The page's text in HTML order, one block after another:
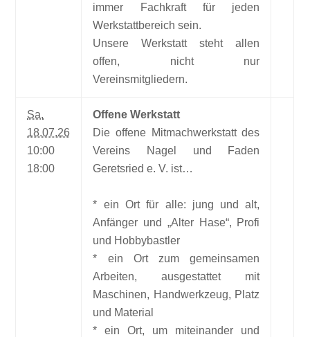
immer Fachkraft für jeden
Werkstattbereich sein.
Unsere Werkstatt steht allen
offen, nicht nur
Vereinsmitgliedern.
Sa.
18.07.26
10:00
18:00
Offene Werkstatt
Die offene Mitmachwerkstatt des
Vereins Nagel und Faden
Geretsried e. V. ist…
* ein Ort für alle: jung und alt,
Anfänger und „Alter Hase“, Profi
und Hobbybastler
* ein Ort zum gemeinsamen
Arbeiten, ausgestattet mit
Maschinen, Handwerkzeug, Platz
und Material
* ein Ort, um miteinander und